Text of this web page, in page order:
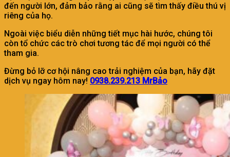
đến người lớn, đảm bảo rằng ai cũng sẽ tìm thấy điều thú vị
riêng của họ.
Ngoài việc biểu diễn những tiết mục hài hước, chúng tôi
còn tổ chức các trò chơi tương tác để mọi người có thể
tham gia.
Đừng bỏ lỡ cơ hội nâng cao trải nghiệm của bạn, hãy đặt
dịch vụ ngay hôm nay! 0938.239.213 MrBảo